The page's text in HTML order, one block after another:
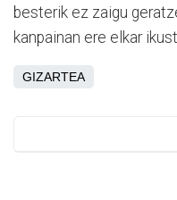
besterik ez zaigu
kanpainan ere elkar
GIZARTEA